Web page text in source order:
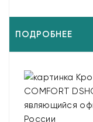
ПОДРОБНЕЕ